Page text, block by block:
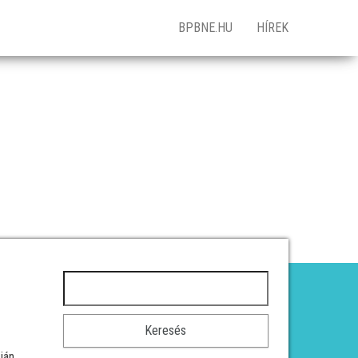
BPBNE.HU HÍREK